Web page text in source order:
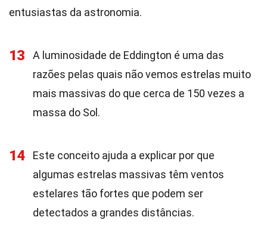
entusiastas da astronomia.
13
A luminosidade de Eddington é uma das
razões pelas quais não vemos estrelas muito
mais massivas do que cerca de 150 vezes a
massa do Sol.
14
Este conceito ajuda a explicar por que
algumas estrelas massivas têm ventos
estelares tão fortes que podem ser
detectados a grandes distâncias.